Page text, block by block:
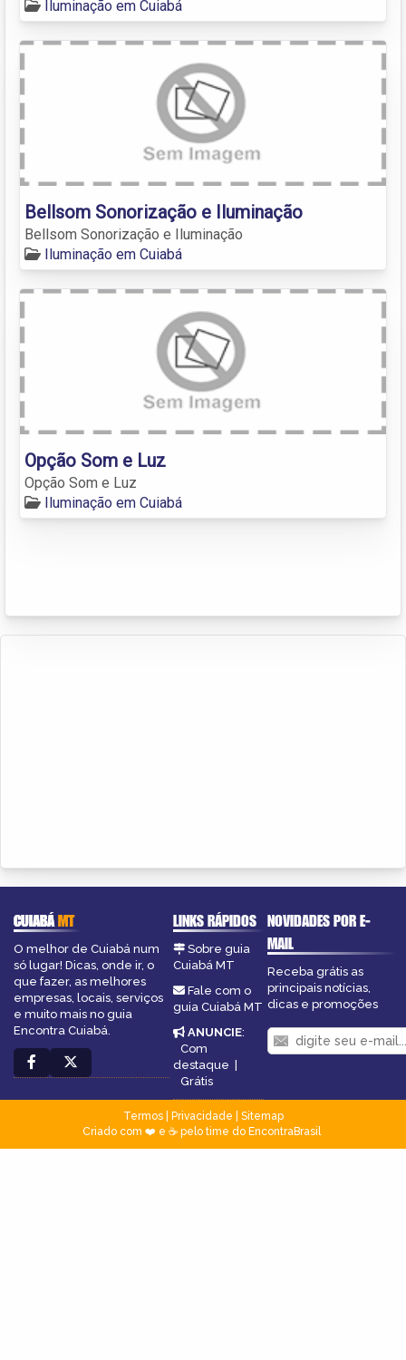
Iluminação em Cuiabá
Bellsom Sonorização e Iluminação
Bellsom Sonorização e Iluminação
Iluminação em Cuiabá
Opção Som e Luz
Opção Som e Luz
Iluminação em Cuiabá
CUIABÁMT
O melhor de Cuiabá num
só lugar! Dicas, onde ir, o
que fazer, as melhores
empresas, locais, serviços
e muito mais no guia
Encontra Cuiabá.
LINKS RÁPIDOS
Sobre guia
Cuiabá MT
Fale com o
guia Cuiabá MT
ANUNCIE:
Com
destaque |
Grátis
NOVIDADES POR E-
MAIL
Receba grátis as
principais notícias,
dicas e promoções
Termos| Privacidade
Sitemap
Criado com ❤️ e ☕ pelo time do EncontraBrasil